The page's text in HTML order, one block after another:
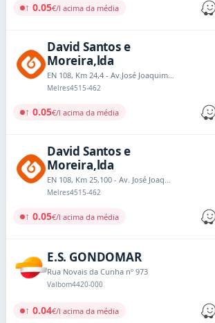
↑ 0.05€/l acima da média
David Santos e
Moreira,lda
EN 108, Km 24,4 - Av.José Joaquim Ferreira, nº 5272
Melres4515-462
↑ 0.05€/l acima da média
David Santos e
Moreira,lda
EN 108, Km 25,100 - Av. José Joaquim Ferreira
Melres4515-462
↑ 0.05€/l acima da média
E.S. GONDOMAR
Rua Novais da Cunha nº 973
Valbom4420-000
↑ 0.04€/l acima da média